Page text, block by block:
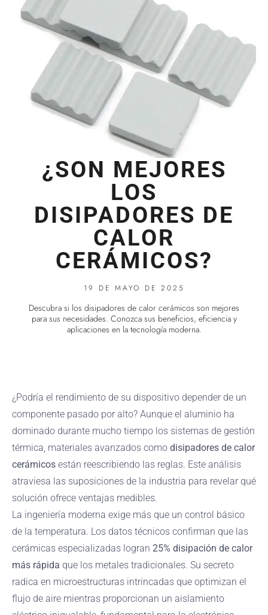
¿SON MEJORES
LOS
DISIPADORES DE
CALOR
CERÁMICOS?
19 DE MAYO DE 2025
Descubra si los disipadores de calor cerámicos son mejores
para sus necesidades. Conozca sus beneficios, eficiencia y
aplicaciones en la tecnología moderna.
¿Podría el rendimiento de su dispositivo depender de un
componente pasado por alto? Aunque el aluminio ha
dominado durante mucho tiempo los sistemas de gestión
térmica, materiales avanzados como disipadores de calor
cerámicos están reescribiendo las reglas. Este análisis
atraviesa las suposiciones de la industria para revelar qué
solución ofrece ventajas medibles.
La ingeniería moderna exige más que un control básico
de la temperatura. Los datos técnicos confirman que las
cerámicas especializadas logran 25% disipación de calor
más rápida que los metales tradicionales. Su secreto
radica en microestructuras intrincadas que optimizan el
flujo de aire mientras proporcionan un aislamiento